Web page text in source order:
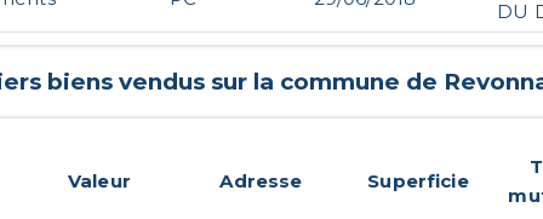
DU
biens vendus sur la commune de
Valeur Adresse Superficie